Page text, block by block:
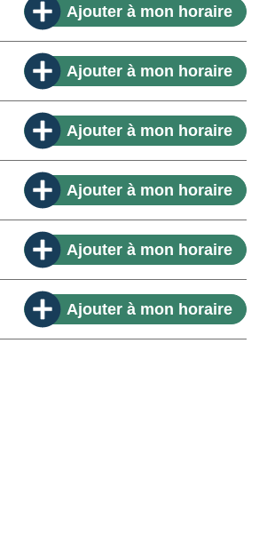
Ajouterà mon horaire
Ajouterà mon horaire
Ajouterà mon horaire
Ajouterà mon horaire
Ajouterà mon horaire
Ajouterà mon horaire